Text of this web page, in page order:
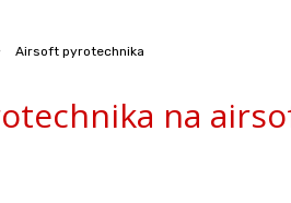
Airsoft pyrotechnika
na